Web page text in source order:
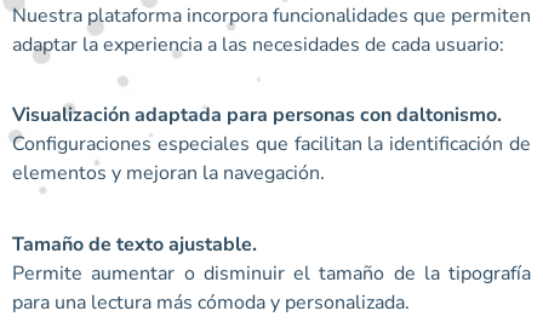
Nuestra plataforma incorpora funcionalidades que permiten
adaptar la experiencia a las necesidades de cada usuario:
Visualización adaptada para personas con daltonismo.
Configuraciones especiales que facilitan la identificación de
elementos y mejoran la navegación.
Tamaño de texto ajustable.
Permite aumentar o disminuir el tamaño de la tipografía
para una lectura más cómoda y personalizada.